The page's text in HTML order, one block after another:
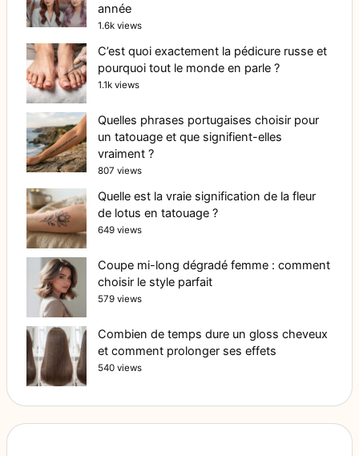
année
1.6k views
C’est quoi exactement la pédicure russe et
pourquoi tout le monde en parle ?
1.1k views
Quelles phrases portugaises choisir pour
un tatouage et que signifient-elles
vraiment ?
807 views
Quelle est la vraie signification de la fleur
de lotus en tatouage ?
649 views
Coupe mi-long dégradé femme : comment
choisir le style parfait
579 views
Combien de temps dure un gloss cheveux
et comment prolonger ses effets
540 views